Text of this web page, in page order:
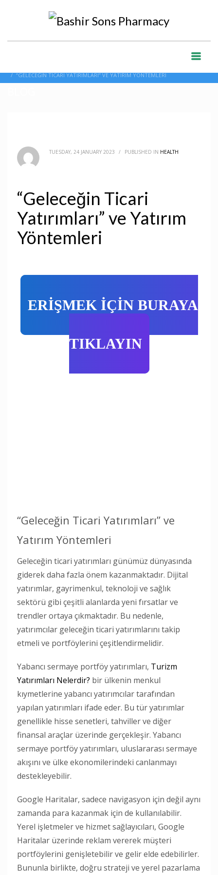
“GELECEĞIN TICARI YATIRIMLARI” VE YATIRIM YÖNTEMLERI
TUESDAY, 24 JANUARY 2023 / PUBLISHED IN HEALTH
“Geleceğin Ticari
Yatırımları” ve Yatırım
Yöntemleri
ERİŞMEK İÇİN BURAYA
TIKLAYIN
“Geleceğin Ticari Yatırımları” ve
Yatırım Yöntemleri
Geleceğin ticari yatırımları günümüz dünyasında
giderek daha fazla önem kazanmaktadır. Dijital
yatırımlar, gayrimenkul, teknoloji ve sağlık
sektörü gibi çeşitli alanlarda yeni fırsatlar ve
trendler ortaya çıkmaktadır. Bu nedenle,
yatırımcılar geleceğin ticari yatırımlarını takip
etmeli ve portföylerini çeşitlendirmelidir.
Yabancı sermaye portföy yatırımları, Turizm
Yatırımları Nelerdir? bir ülkenin menkul
kıymetlerine yabancı yatırımcılar tarafından
yapılan yatırımları ifade eder. Bu tür yatırımlar
genellikle hisse senetleri, tahviller ve diğer
finansal araçlar üzerinde gerçekleşir. Yabancı
sermaye portföy yatırımları, uluslararası sermaye
akışını ve ülke ekonomilerindeki canlanmayı
destekleyebilir.
Google Haritalar, sadece navigasyon için değil aynı
zamanda para kazanmak için de kullanılabilir.
Yerel işletmeler ve hizmet sağlayıcıları, Google
Haritalar üzerinde reklam vererek müşteri
portföylerini genişletebilir ve gelir elde edebilirler.
Bununla birlikte, doğru strateji ve yerel pazarlama